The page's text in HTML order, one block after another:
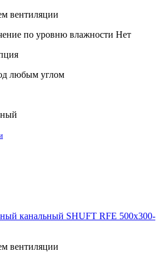
вентиляции
по уровню влажности Нет
любым углом
канальный SHUFT RFE 500х300-
вентиляции